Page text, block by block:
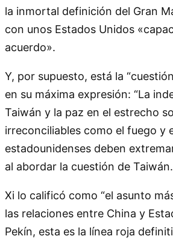
la inmortal definición del Gran
con unos Estados Unidos
acuerdo».
Y, por supuesto, está la
en su máxima expresión: “La
Taiwán y la paz en el estrecho
irreconciliables como el fuego y
estadounidenses deben
al abordar la cuestión de Taiwán.
Xi lo calificó como “el asunto
las relaciones entre China y
Pekín, esta es la línea roja